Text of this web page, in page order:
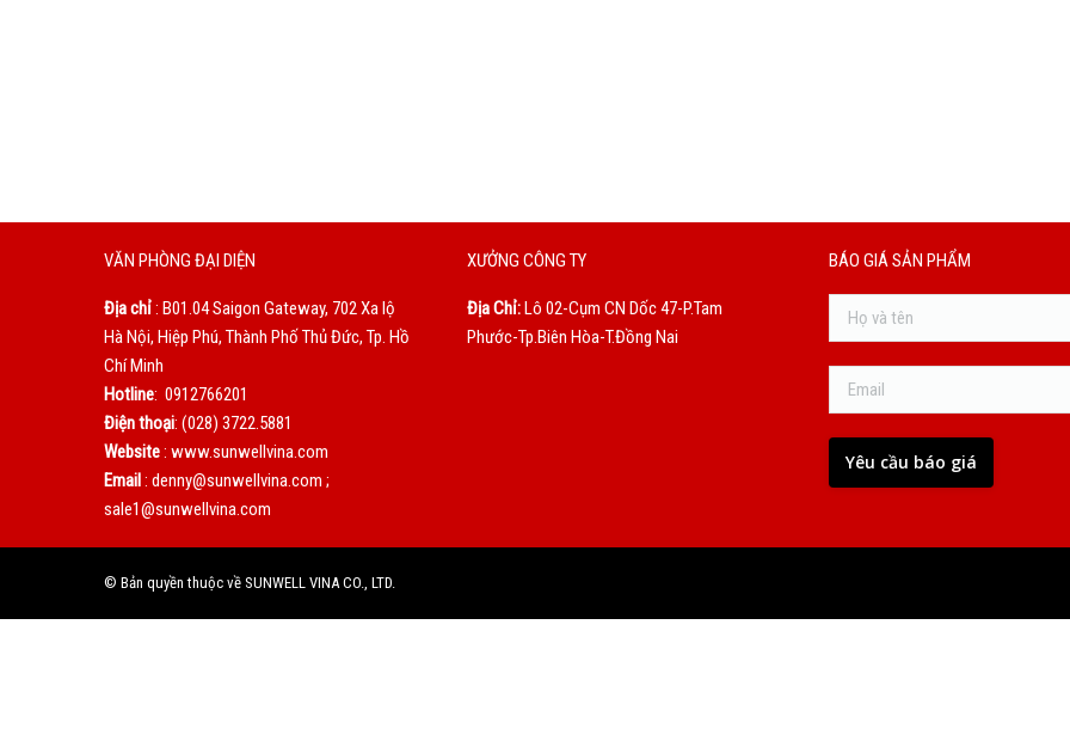
VĂN PHÒNG ĐẠI DIỆN
Địa chỉ: B01.04 Saigon Gateway, 702 Xa lộ
Hà Nội, Hiệp Phú, Thành Phố Thủ Đức, Tp. Hồ
Chí Minh
Hotline: 0912766201
Điện thoại: (028) 3722.5881
Website: www.sunwellvina.com
Email: denny@sunwellvina.com ;
sale1@sunwellvina.com
XƯỞNG CÔNG TY
Địa Chỉ:Lô 02-Cụm CN Dốc 47-P.Tam
Phước-Tp.Biên Hòa-T.Đồng Nai
BÁO GIÁ SẢN PHẨM
© Bản quyền thuộc về SUNWELL VINA CO., LTD.